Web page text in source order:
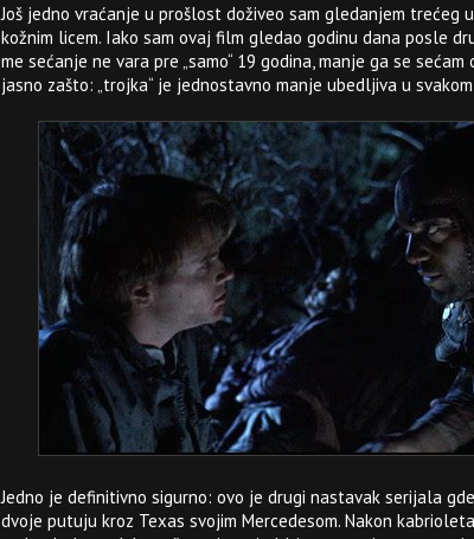
Još jedno vraćanje u prošlost doživeo sam gledanjem trećeg
kožnim licem. Iako sam ovaj film gledao godinu dana posle
me sećanje ne vara pre „samo“ 19 godina, manje ga se
jasno zašto: „trojka“ je jednostavno manje ubedljiva u
Jedno je definitivno sigurno: ovo je drugi nastavak serijala
dvoje putuju kroz Texas svojim Mercedesom. Nakon